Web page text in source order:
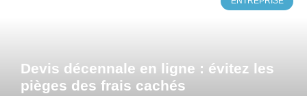
Devis décennale en ligne : évitez les
pièges des frais cachés